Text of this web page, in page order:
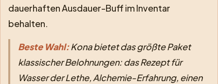
dauerhaften Ausdauer-Buff im Inventar
behalten.
Beste Wahl:Kona bietet das größte Paket
klassischer Belohnungen: das Rezept für
Wasser der Lethe, Alchemie-Erfahrung, einen